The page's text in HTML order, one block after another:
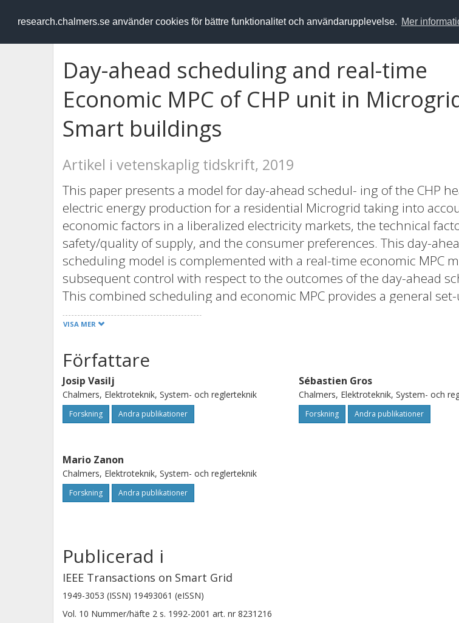
research.chalmers.se använder cookies för bättre funktionalitet och användarupplevelse. Mer
RESEARCH.chalmers.se
Day-ahead scheduling and real-time
Economic MPC of CHP unit in
Smart buildings
Artikel i vetenskaplig tidskrift, 2019
This paper presents a model for day-ahead schedul- ing of the CHP
electric energy production for a residential Microgrid taking into
economic factors in a liberalized electricity markets, the technical
safety/quality of supply, and the consumer preferences. This day-
scheduling model is complemented with a real-time economic MPC
subsequent control with respect to the outcomes of the day-ahead
This combined scheduling and economic MPC provides a general
capable of overcoming several major difficulties encountered with a
scheduling + tracking MPC set-up, e.g. the problems of connecting the
requirements in terms of delivery.
VISA MER
Författare
Josip Vasilj
Chalmers, Elektroteknik, System- och reglerteknik
Forskning Andra publikationer
Sébastien Gros
Chalmers, Elektroteknik, System- och
Forskning Andra publikationer
Mario Zanon
Chalmers, Elektroteknik, System- och reglerteknik
Forskning Andra publikationer
Publicerad i
IEEE Transactions on Smart Grid
1949-3053 (ISSN) 19493061 (eISSN)
Vol. 10 Nummer/häfte 2 s. 1992-2001 art. nr 8231216